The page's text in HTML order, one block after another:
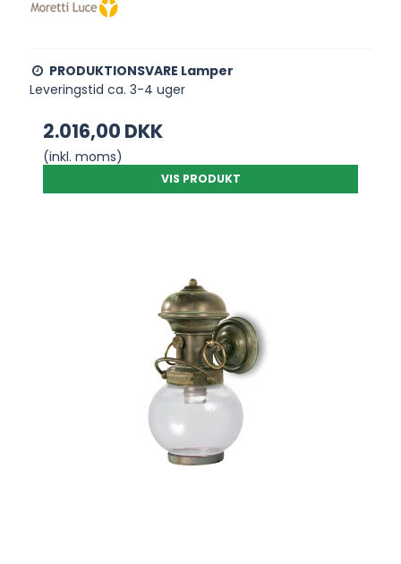
PRODUKTIONSVARE Lamper
Leveringstid ca. 3-4 uger
2.016,00 DKK
(inkl. moms)
VIS PRODUKT